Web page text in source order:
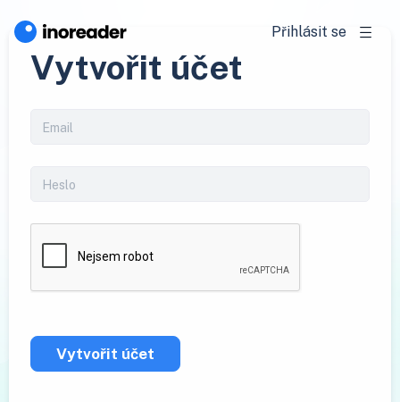
Přihlásit se
Vytvořit účet
Vytvořit účet